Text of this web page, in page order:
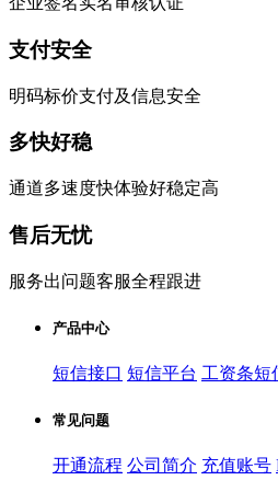
支付安全
明码标价支付及信息安全
多快好稳
通道多速度快体验好稳定高
售后无忧
服务出问题客服全程跟进
产品中心
短信接口 短信平台 工资条短
常见问题
开通流程 公司简介 充值账号